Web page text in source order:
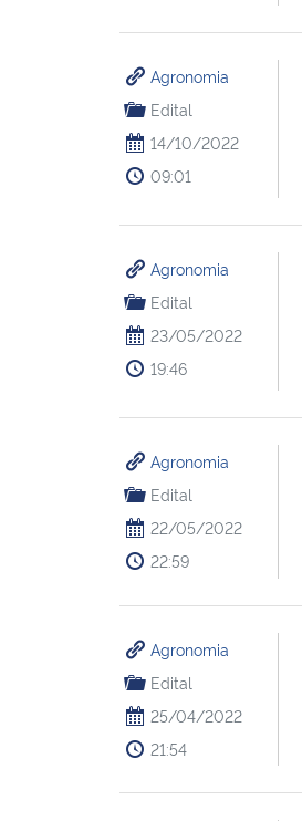
Agronomia
Edital
14/10/2022
09:01
Agronomia
Edital
23/05/2022
19:46
Agronomia
Edital
22/05/2022
22:59
Agronomia
Edital
25/04/2022
21:54